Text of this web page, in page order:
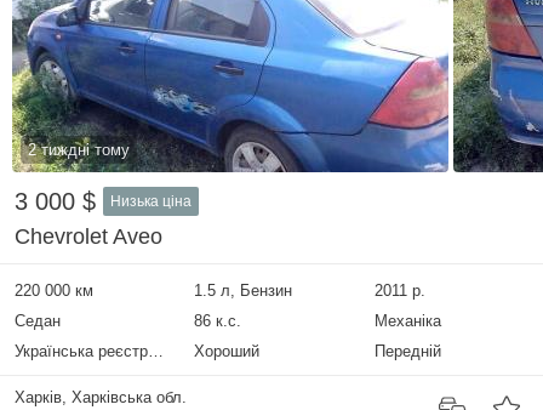
2 тиждні тому
3 000 $ Низька ціна
Chevrolet Aveo
220 000 км 1.5 л, Бензин
2011 р.
Седан
86 к.с.
Механіка
Українська реєстрація
Хороший Передній
Харків, Харківська обл.